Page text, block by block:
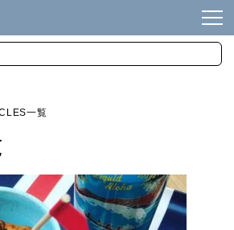
一覧